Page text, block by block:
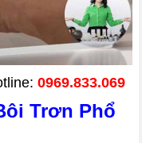
0969.833.069
Trơn Phổ